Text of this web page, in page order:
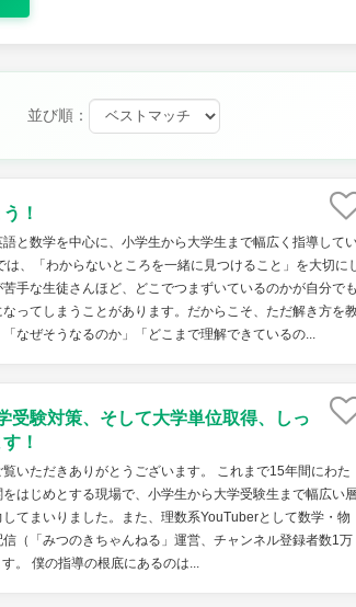
並び順：
！
と数学を中心に、小学生から大学生まで幅広く指導して
は、「わからないところを一緒に見つけること」を大切に
手な生徒さんほど、どこでつまずいているのかが自分でも
ってしまうことがあります。だからこそ、ただ解き方を
「なぜそうなるのか」「どこまで理解できているの...
受験対策、そして大学単位取得、しっ
！
いただきありがとうございます。 これまで15年間にわた
をはじめとする現場で、小学生から大学受験生まで幅広い
てまいりました。また、理数系YouTuberとして数学・物
（「みつのきちゃんねる」運営、チャンネル登録者数1万
。 僕の指導の根底にあるのは...